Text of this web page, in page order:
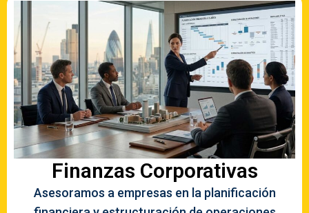
Finanzas Corporativas
Asesoramos a empresas en la planificación